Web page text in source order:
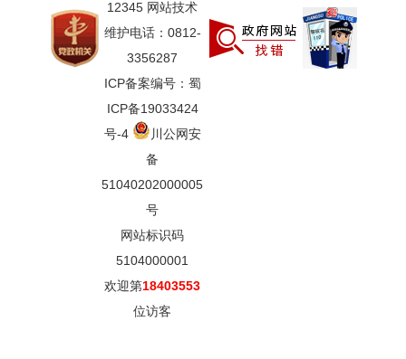
12345 网站技术
维护电话：0812-
3356287
ICP备案编号：蜀
ICP备19033424
号-4
川公网安
备
51040202000005
号
网站标识码
5104000001
欢迎第18403553
位访客